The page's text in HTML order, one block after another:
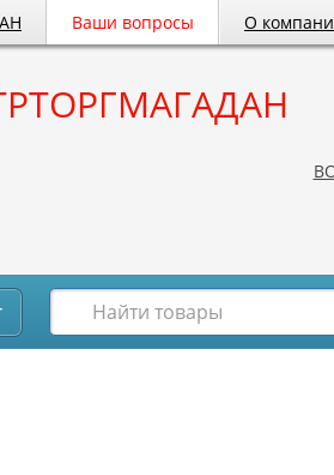
Ваши вопросы О